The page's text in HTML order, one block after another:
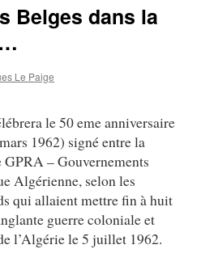
Belges dans la
Le Paige
le 50 eme anniversaire
1962) signé entre la
– Gouvernements
Algérienne, selon les
qui allaient mettre fin à huit
guerre coloniale et
l’Algérie le 5 juillet 1962.